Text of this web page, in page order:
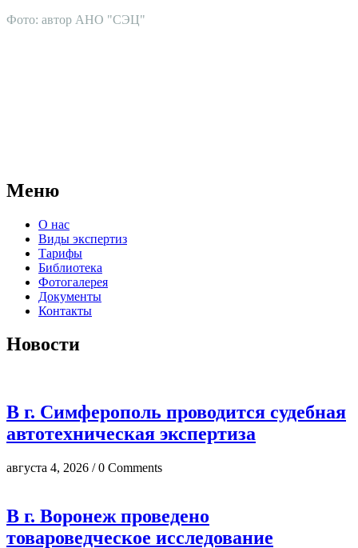
Фото: автор АНО "СЭЦ"
Меню
О нас
Виды экспертиз
Тарифы
Библиотека
Фотогалерея
Документы
Контакты
Новости
В г. Симферополь проводится судебная
автотехническая экспертиза
августа 4, 2026 / 0 Comments
В г. Воронеж проведено
товароведческое исследование